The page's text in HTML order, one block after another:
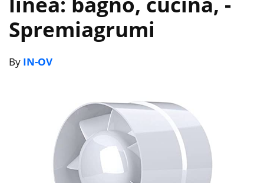
Spremiagrumi
By IN-OV